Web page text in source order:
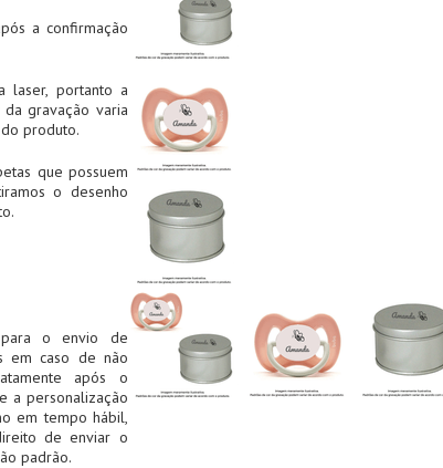
a confirmação
laser, portanto a
gravação varia
produto.
que possuem
o desenho
o envio de
em caso de não
após o
a personalização
em tempo hábil,
de enviar o
padrão.